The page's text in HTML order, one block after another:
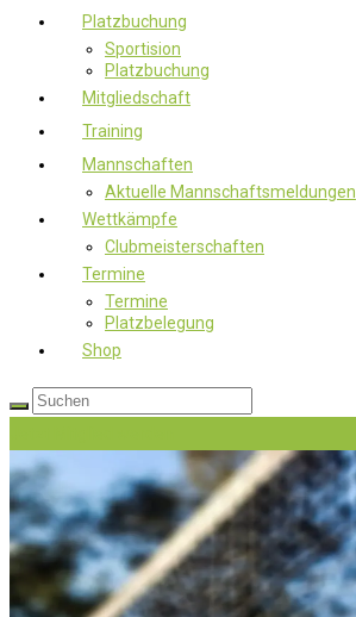
Platzbuchung
Sportision
Platzbuchung
Mitgliedschaft
Training
Mannschaften
Aktuelle Mannschaftsmeldungen
Wettkämpfe
Clubmeisterschaften
Termine
Termine
Platzbelegung
Shop